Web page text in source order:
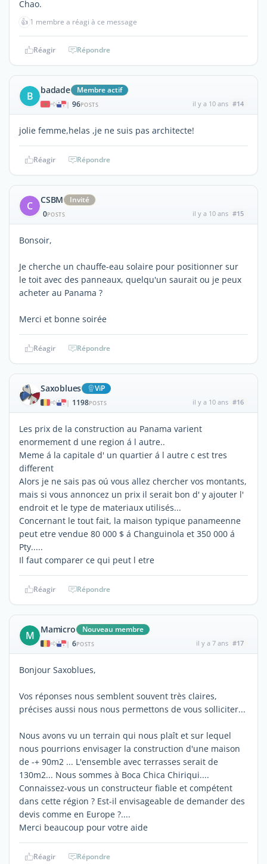
Chao.
👍 1 membre a réagi à ce message
Réagir Répondre
B badade Membre actif
| 96POSTS il y a 10 ans #14
jolie femme,helas ,je ne suis pas architecte!
Réagir Répondre
C CSBM
Invité
0POSTS il y a 10 ans #15
Bonsoir,
Je cherche un chauffe-eau solaire pour positionner sur
le toit avec des panneaux, quelqu'un saurait ou je peux
acheter au Panama ?
Merci et bonne soirée
Réagir Répondre
Saxoblues ViP
| 1198POSTS il y a 10 ans #16
Les prix de la construction au Panama varient
enormement d une region á l autre..
Meme á la capitale d' un quartier á l autre c est tres
different
Alors je ne sais pas oú vous allez chercher vos montants,
mais si vous annoncez un prix il serait bon d' y ajouter l'
endroit et le type de materiaux utilisés...
Concernant le tout fait, la maison typique panameenne
peut etre vendue 80 000 $ á Changuinola et 350 000 á
Pty.....
Il faut comparer ce qui peut l etre
Réagir Répondre
M Mamicro Nouveau membre
| 6POSTS il y a 7 ans #17
Bonjour Saxoblues,
Vos réponses nous semblent souvent très claires,
précises aussi nous nous permettons de vous solliciter...
Nous avons vu un terrain qui nous plaît et sur lequel
nous pourrions envisager la construction d'une maison
de -+ 90m2 ... L'ensemble avec terrasses serait de
130m2... Nous sommes à Boca Chica Chiriqui....
Connaissez-vous un constructeur fiable et compétent
dans cette région ? Est-il envisageable de demander des
devis comme en Europe ?....
Merci beaucoup pour votre aide
Réagir Répondre